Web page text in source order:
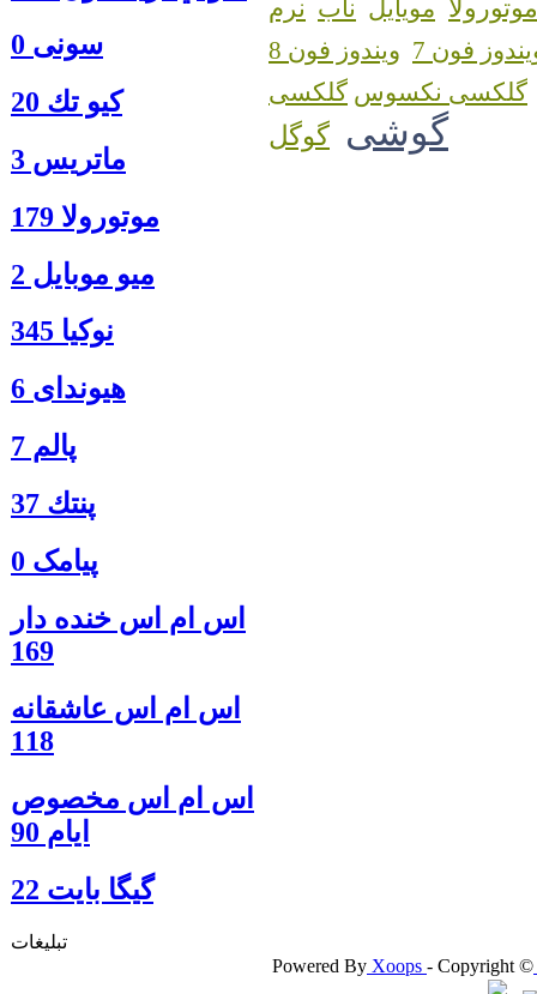
سونی 0
كيو تك 20
ماتريس 3
موتورولا 179
ميو موبايل 2
نوكيا 345
هیوندای 6
پالم 7
پنتك 37
پیامک 0
اس ام اس خنده دار
169
اس ام اس عاشقانه
118
اس ام اس مخصوص
ایام 90
گيگا بايت 22
تبلیغات
موتورولا مویایل ناب نرم
فون 7
ویندوز فون 8
گلکسی نکسوس
گوشی گوگل
Powered By Xoops - Copyright ©